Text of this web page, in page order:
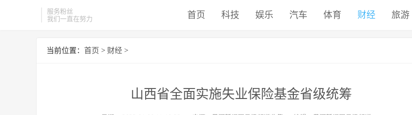
服务粉丝
我们一直在努力
首页 科技 娱乐 汽车 体育 财经 旅游
当前位置： 首页 > 财经 >
山西省全面实施失业保险基金省级统筹